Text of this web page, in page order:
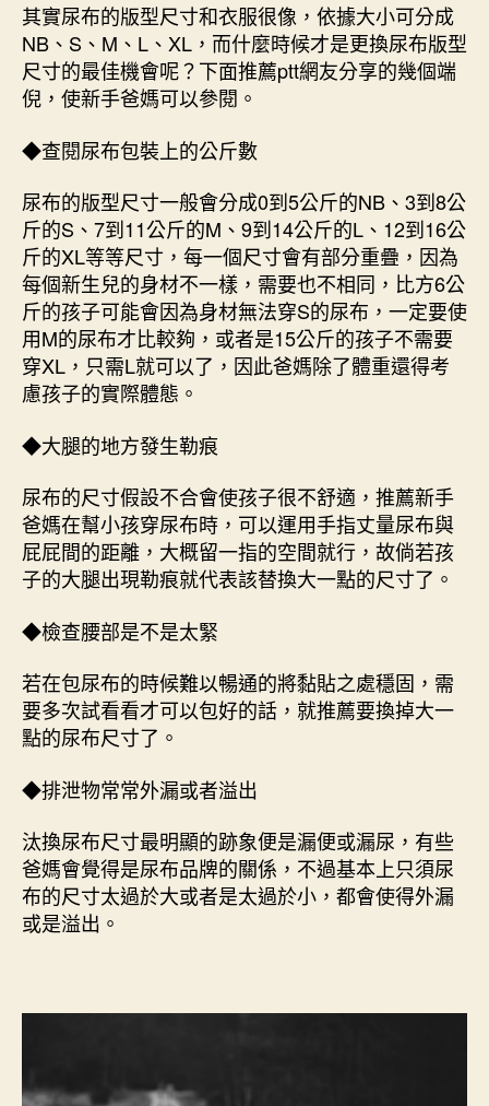
其實尿布的版型尺寸和衣服很像，依據大小可分成
NB、S、M、L、XL，而什麼時候才是更換尿布版型
尺寸的最佳機會呢？下面推薦ptt網友分享的幾個端
倪，使新手爸媽可以參閱。
◆查閱尿布包裝上的公斤數
尿布的版型尺寸一般會分成0到5公斤的NB、3到8公
斤的S、7到11公斤的M、9到14公斤的L、12到16公
斤的XL等等尺寸，每一個尺寸會有部分重疊，因為
每個新生兒的身材不一樣，需要也不相同，比方6公
斤的孩子可能會因為身材無法穿S的尿布，一定要使
用M的尿布才比較夠，或者是15公斤的孩子不需要
穿XL，只需L就可以了，因此爸媽除了體重還得考
慮孩子的實際體態。
◆大腿的地方發生勒痕
尿布的尺寸假設不合會使孩子很不舒適，推薦新手
爸媽在幫小孩穿尿布時，可以運用手指丈量尿布與
屁屁間的距離，大概留一指的空間就行，故倘若孩
子的大腿出現勒痕就代表該替換大一點的尺寸了。
◆檢查腰部是不是太緊
若在包尿布的時候難以暢通的將黏貼之處穩固，需
要多次試看看才可以包好的話，就推薦要換掉大一
點的尿布尺寸了。
◆排泄物常常外漏或者溢出
汰換尿布尺寸最明顯的跡象便是漏便或漏尿，有些
爸媽會覺得是尿布品牌的關係，不過基本上只須尿
布的尺寸太過於大或者是太過於小，都會使得外漏
或是溢出。